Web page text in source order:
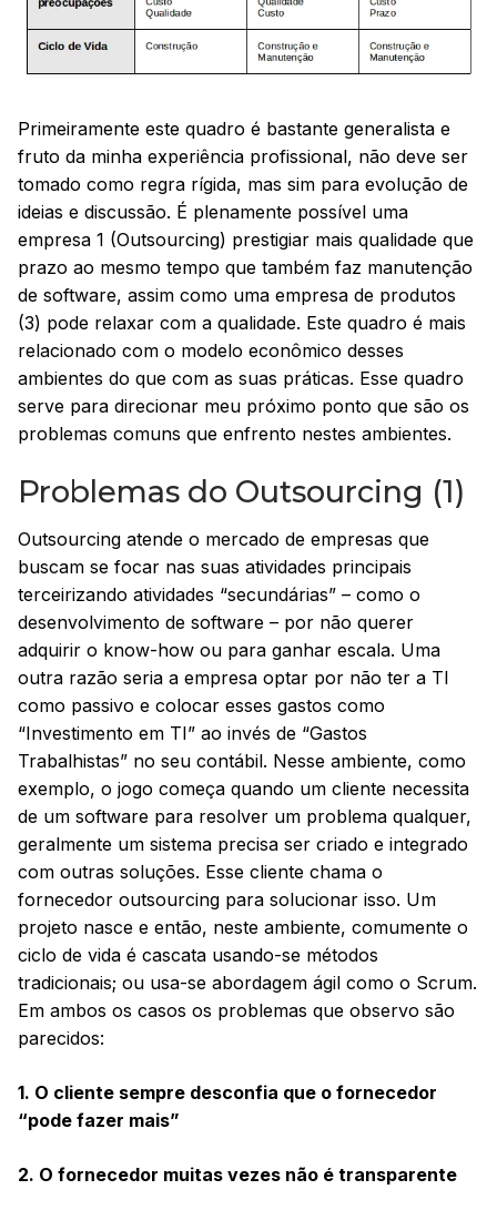
Primeiramente este quadro é bastante generalista e
fruto da minha experiência profissional, não deve ser
tomado como regra rígida, mas sim para evolução de
ideias e discussão. É plenamente possível uma
empresa 1 (Outsourcing) prestigiar mais qualidade que
prazo ao mesmo tempo que também faz manutenção
de software, assim como uma empresa de produtos
(3) pode relaxar com a qualidade. Este quadro é mais
relacionado com o modelo econômico desses
ambientes do que com as suas práticas. Esse quadro
serve para direcionar meu próximo ponto que são os
problemas comuns que enfrento nestes ambientes.
Problemas do Outsourcing (1)
Outsourcing atende o mercado de empresas que
buscam se focar nas suas atividades principais
terceirizando atividades “secundárias” – como o
desenvolvimento de software – por não querer
adquirir o know-how ou para ganhar escala. Uma
outra razão seria a empresa optar por não ter a TI
como passivo e colocar esses gastos como
“Investimento em TI” ao invés de “Gastos
Trabalhistas” no seu contábil. Nesse ambiente, como
exemplo, o jogo começa quando um cliente necessita
de um software para resolver um problema qualquer,
geralmente um sistema precisa ser criado e integrado
com outras soluções. Esse cliente chama o
fornecedor outsourcing para solucionar isso. Um
projeto nasce e então, neste ambiente, comumente o
ciclo de vida é cascata usando-se métodos
tradicionais; ou usa-se abordagem ágil como o Scrum.
Em ambos os casos os problemas que observo são
parecidos:
1. O cliente sempre desconfia que o fornecedor
“pode fazer mais”
2. O fornecedor muitas vezes não é transparente